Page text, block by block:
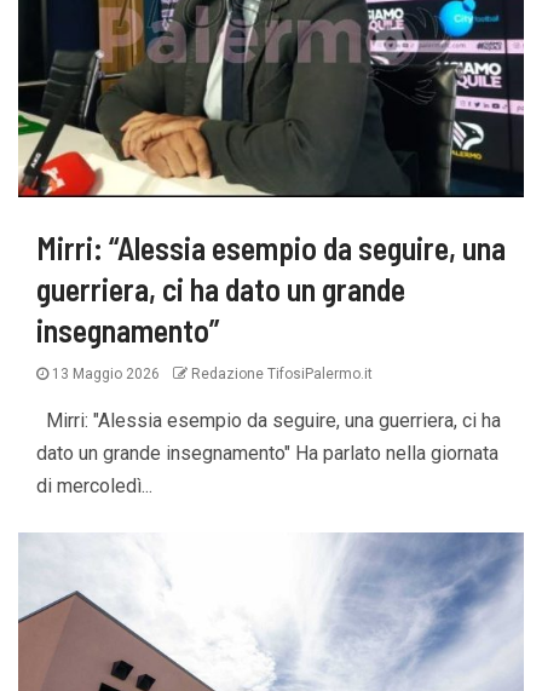
Mirri: “Alessia esempio da seguire, una
guerriera, ci ha dato un grande
insegnamento”
13 Maggio 2026 Redazione TifosiPalermo.it
Mirri: "Alessia esempio da seguire, una guerriera, ci ha
dato un grande insegnamento" Ha parlato nella giornata
di mercoledì...